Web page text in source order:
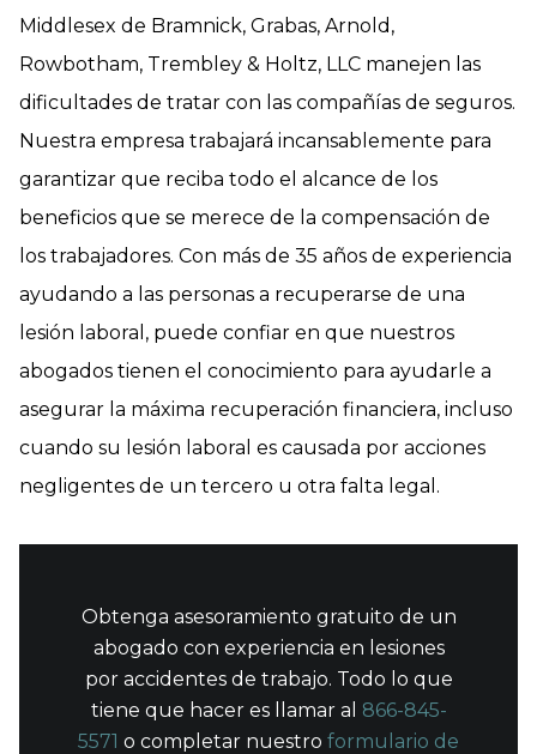
Middlesex de Bramnick, Grabas, Arnold,
Rowbotham, Trembley & Holtz, LLC manejen las
dificultades de tratar con las compañías de seguros.
Nuestra empresa trabajará incansablemente para
garantizar que reciba todo el alcance de los
beneficios que se merece de la compensación de
los trabajadores. Con más de 35 años de experiencia
ayudando a las personas a recuperarse de una
lesión laboral, puede confiar en que nuestros
abogados tienen el conocimiento para ayudarle a
asegurar la máxima recuperación financiera, incluso
cuando su lesión laboral es causada por acciones
negligentes de un tercero u otra falta legal.
Obtenga asesoramiento gratuito de un
abogado con experiencia en lesiones
por accidentes de trabajo. Todo lo que
tiene que hacer es llamar al 866-845-
5571 o completar nuestro formulario de